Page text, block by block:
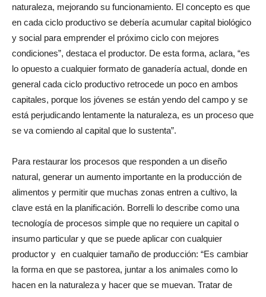
realizar la actividad, en donde se trata de imitar a la
naturaleza, mejorando su funcionamiento. El concepto es que
en cada ciclo productivo se debería acumular capital biológico
y social para emprender el próximo ciclo con mejores
condiciones”, destaca el productor. De esta forma, aclara, “es
lo opuesto a cualquier formato de ganadería actual, donde en
general cada ciclo productivo retrocede un poco en ambos
capitales, porque los jóvenes se están yendo del campo y se
está perjudicando lentamente la naturaleza, es un proceso que
Para restaurar los procesos que responden a un diseño
natural, generar un aumento importante en la producción de
alimentos y permitir que muchas zonas entren a cultivo, la
clave está en la planificación. Borrelli lo describe como una
tecnología de procesos simple que no requiere un capital o
insumo particular y que se puede aplicar con cualquier
productor y en cualquier tamaño de producción: “Es cambiar
la forma en que se pastorea, juntar a los animales como lo